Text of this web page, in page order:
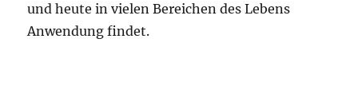
und heute in vielen Bereichen des Lebens
Anwendung findet.